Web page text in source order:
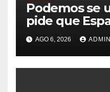
Podemos se
pide que
el Mundial
Marruecos
contra la
AGO 6, 2026